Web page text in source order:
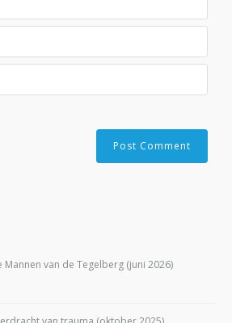
van de Tegelberg (juni 2026)